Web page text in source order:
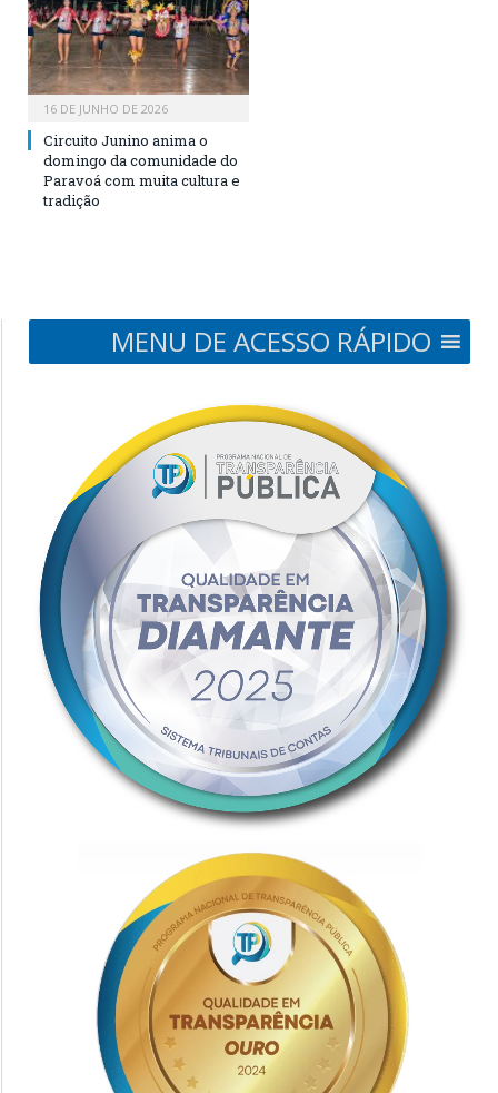
16 DE JUNHO DE 2026
Circuito Junino anima o
domingo da comunidade do
Paravoá com muita cultura e
tradição
MENU DE ACESSO RÁPIDO